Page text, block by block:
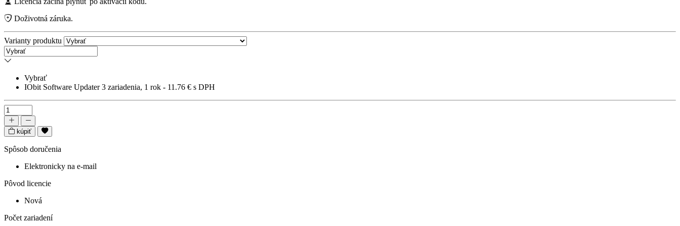
Doživotná záruka.
Varianty produktu
Vybrať
IObit Software Updater 3 zariadenia, 1 rok - 11.76 € s DPH
kúpiť
Spôsob doručenia
Elektronicky na e-mail
Pôvod licencie
Nová
Počet zariadení